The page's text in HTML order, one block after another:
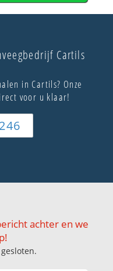
Cartils
in Cartils? Onze
voor u klaar!
achter en we